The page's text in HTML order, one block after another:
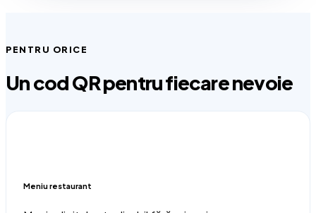
PENTRU ORICE
Un cod QR pentru fiecare nevoie
Meniu restaurant